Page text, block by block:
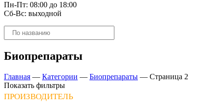
Пн-Пт: 08:00 до 18:00
Сб-Вс: выходной
Поиск
товаров
Биопрепараты
Главная — Категории — Биопрепараты — Страница 2
Показать фильтры
ПРОИЗВОДИТЕЛЬ